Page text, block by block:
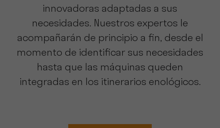
innovadoras adaptadas a sus
necesidades. Nuestros expertos le
acompañarán de principio a fin, desde el
momento de identificar sus necesidades
hasta que las máquinas queden
integradas en los itinerarios enológicos.